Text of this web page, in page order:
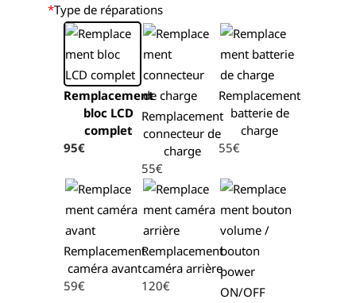
*Type de réparations
Remplacement
bloc LCD
complet
95€
Remplacement
connecteur de
charge
55€
Remplacement
batterie de
charge
55€
Remplacement
caméra avant
59€
Remplacement
caméra arrière
120€